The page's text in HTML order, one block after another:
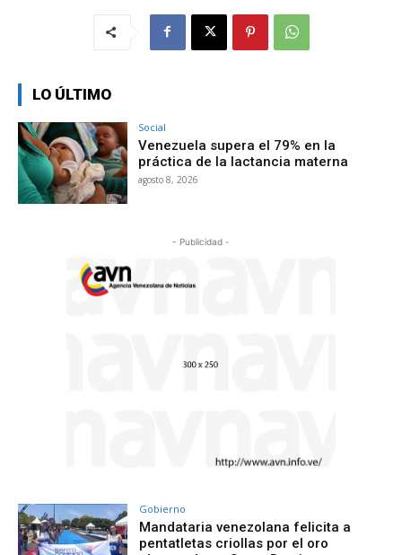
LO ÚLTIMO
Social
Venezuela supera el 79% en la
práctica de la lactancia materna
agosto 8, 2026
- Publicidad -
Gobierno
Mandataria venezolana felicita a
pentatletas criollas por el oro